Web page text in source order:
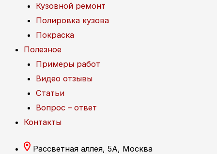
Кузовной ремонт
Полировка кузова
Покраска
Полезное
Примеры работ
Видео отзывы
Статьи
Вопрос – ответ
Контакты
Рассветная аллея, 5А, Москва